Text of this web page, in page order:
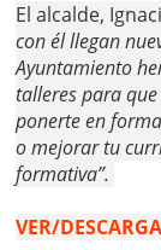
El alcalde,
con él llegan
Ayuntamiento
talleres para
ponerte en
o mejorar tu
formativa”.
VER/